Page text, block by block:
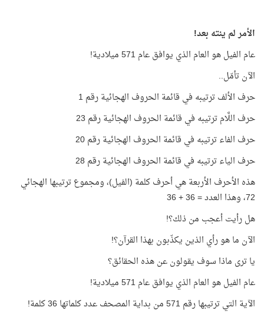
الأمر لم ينته بعد!
عام الفيل هو العام الذي يوافق عام 571 ميلادية!
الآن تأمّل..
حرف الألف ترتيبه في قائمة الحروف الهجائية رقم 1
حرف اللَّام ترتيبه في قائمة الحروف الهجائية رقم 23
حرف الفاء ترتيبه في قائمة الحروف الهجائية رقم 20
حرف الياء ترتيبه في قائمة الحروف الهجائية رقم 28
هذه الأحرف الأربعة هي أحرف كلمة (الفيل)، ومجموع ترتيبها الهجائي
72، وهذا العدد = 36 + 36
هل رأيت أعجب من ذلك؟!
الآن ما هو رأي الذين يكذّبون بهذا القرآن؟!
يا ترى ماذا سوف يقولون عن هذه الحقائق؟
عام الفيل هو العام الذي يوافق عام 571 ميلادية!
الآية التي ترتيبها رقم 571 من بداية المصحف عدد كلماتها 36 كلمة!